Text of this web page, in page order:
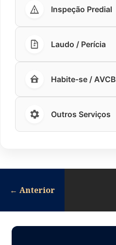
Inspeção Predial
Laudo / Perícia
Habite-se / AVCB
Outros Serviços
← Anterior